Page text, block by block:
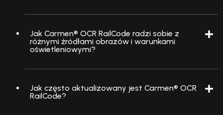
Jak Carmen® OCR RailCode radzi sobie z
różnymi źródłami obrazów i warunkami
oświetleniowymi?
Jak często aktualizowany jest Carmen® OCR
RailCode?